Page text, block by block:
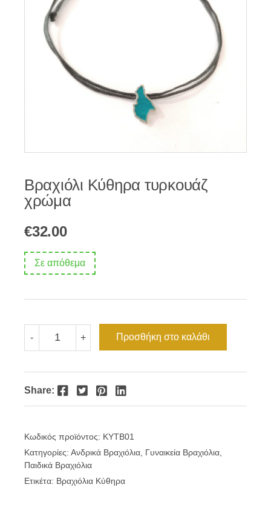
Βραχιόλι Κύθηρα τυρκουάζ
χρώμα
€32.00
Σε απόθεμα
-
Κύθηρα
τυρκουάζ
ποσότητα
+ Προσθήκη στο καλάθι
Share: Facebook Twitter Pinterest LinkedIn
Κωδικός προϊόντος: KYTB01
Κατηγορίες: Ανδρικά Βραχιόλια, Γυναικεία Βραχιόλια,
Παιδικά Βραχιόλια
Ετικέτα: Βραχιόλια Κύθηρα